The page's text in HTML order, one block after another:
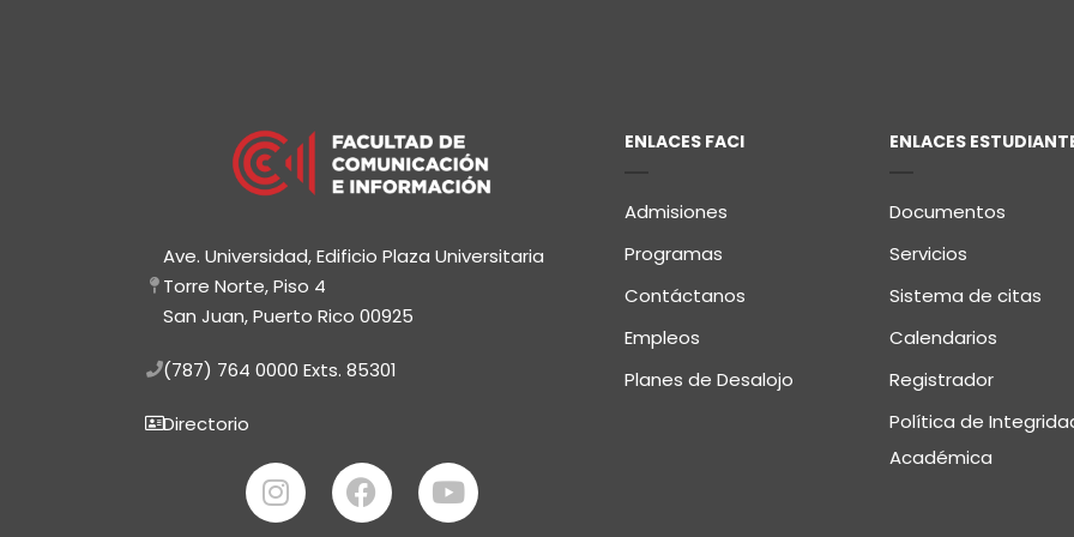
Ave. Universidad, Edificio Plaza Universitaria
Torre Norte, Piso 4
San Juan, Puerto Rico 00925
(787) 764 0000 Exts. 85301
Directorio
ENLACES FACI
Admisiones
Programas
Contáctanos
Empleos
Planes de Desalojo
ENLACES
Documentos
Servicios
Sistema de citas
Calendarios
Registrador
Política de
Académica